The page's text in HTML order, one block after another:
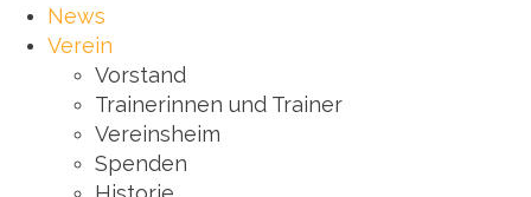
News
Verein
Vorstand
Trainerinnen und Trainer
Vereinsheim
Spenden